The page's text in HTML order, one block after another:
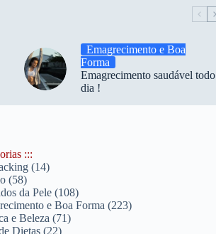
Emagrecimento e Boa
Forma
Emagrecimento saudável todo
dia !
:::
(14)
(58)
da Pele(108)
e Boa Forma (223)
e Beleza (71)
Dietas(22)